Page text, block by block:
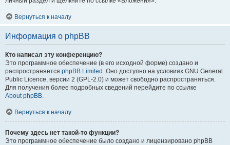
Вернуться к началу
Информация о phpBB
Кто написал эту конференцию?
Это программное обеспечение (в его исходной форме) создано и
распространяется phpBB Limited . Оно доступно на условиях GNU General
Public Licence, версии 2 (GPL-2.0) и может свободно распространяться.
Для получения более подробных сведений перейдите по ссылке
About phpBB.
Вернуться к началу
Почему здесь нет такой-то функции?
Это программное обеспечение было создано и лицензировано phpBB